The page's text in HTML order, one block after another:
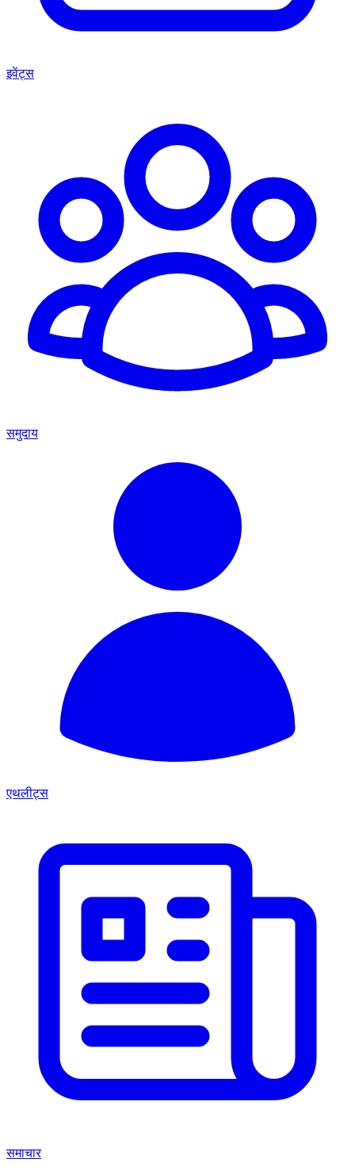
इवेंट्स
समुदाय
एथलीट्स
समाचार